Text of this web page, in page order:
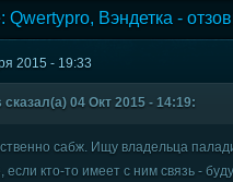
Qwertypro, Вэндетка -
2015 - 19:33
сказал(а) 04 Окт 2015 - 14:19:
сабж. Ищу владельца
если кто-то имеет с ним связь -